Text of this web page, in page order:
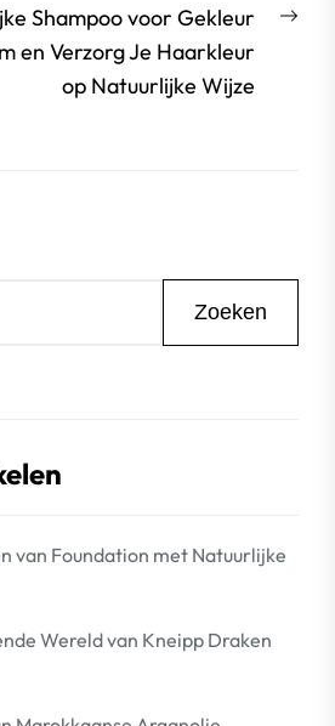
Shampoo voor Gekleur
en Verzorg Je Haarkleur
op Natuurlijke Wijze
Zoeken
van Foundation met Natuurlijke
Wereld van Kneipp Draken